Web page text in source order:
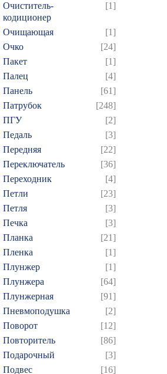
Очиститель-
кодиционер
[1]
Очищающая
[1]
Очко
[24]
Пакет
[1]
Палец
[4]
Панель
[61]
Патрубок
[248]
ПГУ
[2]
Педаль
[3]
Передняя
[22]
Переключатель
[36]
Переходник
[4]
Петли
[23]
Петля
[3]
Печка
[3]
Планка
[21]
Пленка
[1]
Плунжер
[1]
Плунжера
[64]
Плунжерная
[91]
Пневмоподушка
[2]
Поворот
[12]
Повторитель
[86]
Подарочный
[3]
Подвес
[16]